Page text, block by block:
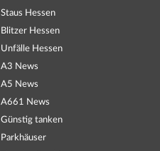
Staus Hessen
Blitzer Hessen
Unfälle Hessen
A3 News
A5 News
A661 News
Günstig tanken
Parkhäuser